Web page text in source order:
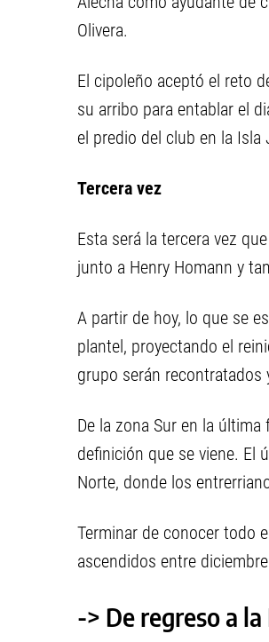
Olivera.
El cipoleño aceptó el reto
su arribo para entablar el
el predio del club en la
Tercera vez
Esta será la tercera vez
junto a Henry Homann y
A partir de hoy, lo que se
plantel, proyectando el
grupo serán recontratados
De la zona Sur en la
definición que se viene. El
Norte, donde los
Terminar de conocer todo
ascendidos entre
-> De regreso a